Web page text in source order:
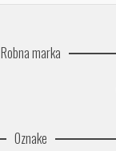
Robna marka
Oznake